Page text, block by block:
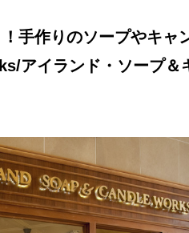
手作りのソープやキャ
アイランド・ソープ＆